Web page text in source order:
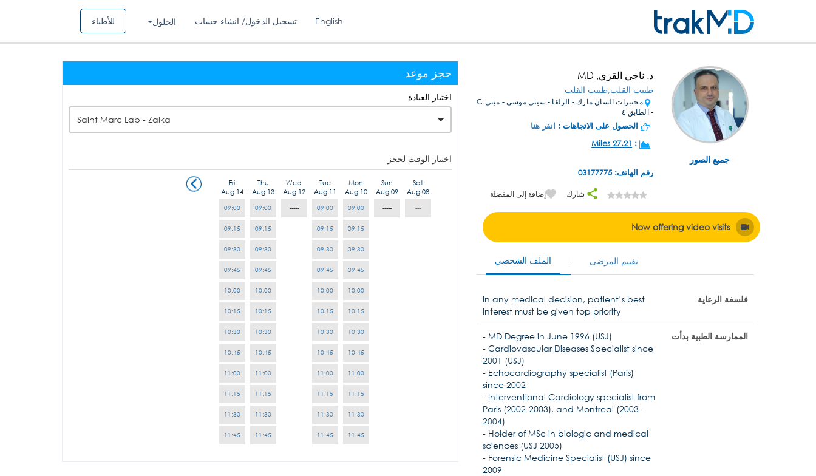
للأطباء الحلول تسجيل الدخول/ انشاء حساب English
جميع الصور
د. ناجي القزي, MD
طبيب القلب,طبيب القلب
مختبرات السان مارك - الزلقا - سيتي موسى - مبنى C
- الطابق ٤
الحصول على الاتجاهات : انقر هنا
:
27.21 Miles
رقم الهاتف: 03177775
شارك إضافة إلى المفضلة
Now offering video visits
الملف الشخصي تقييم المرضى
فلسفة الرعاية
In any medical decision, patient’s best
interest must be given top priority
الممارسة الطبية بدأت
- MD Degree in June 1996 (USJ)
- Cardiovascular Diseases Specialist since
2001 (USJ)
- Echocardiography specialist (Paris)
since 2002
- Interventional Cardiology specialist from
Paris (2002-2003), and Montreal (2003-
2004)
- Holder of MSc in biologic and medical
sciences (USJ 2005)
- Forensic Medicine Specialist (USJ) since
2009
حجز موعد
اختيار العيادة
Saint Marc Lab - Zalka
اختيار الوقت لحجز
Sat
Aug 08
---
Sun
Aug 09
-----
Mon
Aug 10
09:00
09:15
09:30
09:45
10:00
10:15
10:30
10:45
11:00
11:15
11:30
11:45
Tue
Aug 11
09:00
09:15
09:30
09:45
10:00
10:15
10:30
10:45
11:00
11:15
11:30
11:45
Wed
Aug 12
-----
Thu
Aug 13
09:00
09:15
09:30
09:45
10:00
10:15
10:30
10:45
11:00
11:15
11:30
11:45
Fri
Aug 14
09:00
09:15
09:30
09:45
10:00
10:15
10:30
10:45
11:00
11:15
11:30
11:45